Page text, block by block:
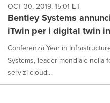
OCT 30, 2019, 15:01 ET
Bentley Systems
iTwin per i digital twin
Conferenza Year in
Systems, leader mondiale nella
servizi cloud...